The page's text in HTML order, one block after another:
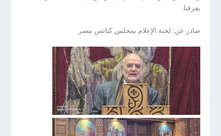
يفرقنا.
صادر عن: لجنة الإعلام بمجلس كنائس مصر